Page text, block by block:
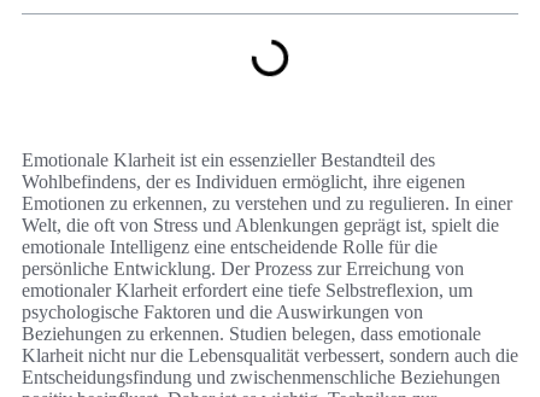
Emotionale Klarheit ist ein essenzieller Bestandteil des
Wohlbefindens, der es Individuen ermöglicht, ihre eigenen
Emotionen zu erkennen, zu verstehen und zu regulieren. In einer
Welt, die oft von Stress und Ablenkungen geprägt ist, spielt die
emotionale Intelligenz eine entscheidende Rolle für die
persönliche Entwicklung. Der Prozess zur Erreichung von
emotionaler Klarheit erfordert eine tiefe Selbstreflexion, um
psychologische Faktoren und die Auswirkungen von
Beziehungen zu erkennen. Studien belegen, dass emotionale
Klarheit nicht nur die Lebensqualität verbessert, sondern auch die
Entscheidungsfindung und zwischenmenschliche Beziehungen